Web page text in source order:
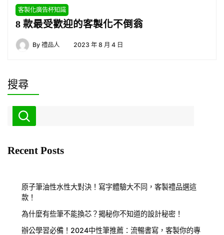
客製化廣告杯知識
8 款最受歡迎的客製化不倒翁
By 禮品人 2023 年 8 月 4 日
搜尋
Recent Posts
原子筆油性水性大對決！寫字體驗大不同，客製禮品選這
款！
為什麼有些筆不能換芯？揭秘你不知道的設計秘密！
辦公學習必備！2024中性筆推薦：流暢書寫，客製你的專